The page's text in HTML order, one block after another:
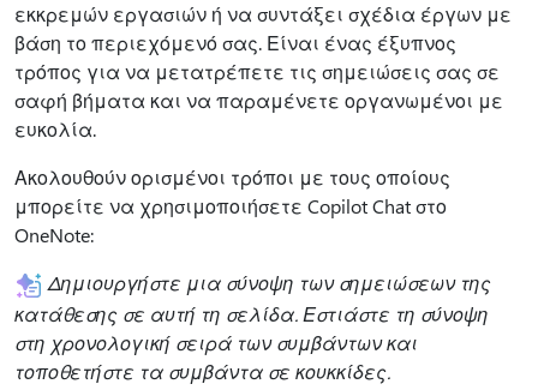
εκκρεμών εργασιών ή να συντάξει σχέδια έργων με
βάση το περιεχόμενό σας. Είναι ένας έξυπνος
τρόπος για να μετατρέπετε τις σημειώσεις σας σε
σαφή βήματα και να παραμένετε οργανωμένοι με
ευκολία.
Ακολουθούν ορισμένοι τρόποι με τους οποίους
μπορείτε να χρησιμοποιήσετε Copilot Chat στο
OneNote:
Δημιουργήστε μια σύνοψη των σημειώσεων της
κατάθεσης σε αυτή τη σελίδα. Εστιάστε τη σύνοψη
στη χρονολογική σειρά των συμβάντων και
τοποθετήστε τα συμβάντα σε κουκκίδες.